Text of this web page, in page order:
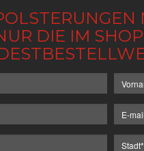
DIE IM